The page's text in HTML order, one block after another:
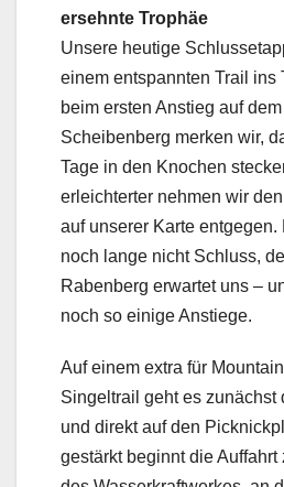
ersehnte Trophäe
Unsere heutige
einem entspannten Trail ins
beim ersten Anstieg auf
Scheibenberg merken wir,
Tage in den Knochen
erleichterter nehmen wir
auf unserer Karte entgegen.
noch lange nicht Schluss,
Rabenberg erwartet uns –
noch so einige Anstiege.
Auf einem extra für
Singeltrail geht es zunächst
und direkt auf den
gestärkt beginnt die